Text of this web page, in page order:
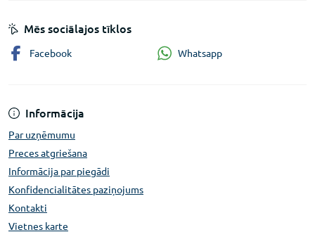
Informācija
Par uzņēmumu
Preces atgriešana
Informācija par piegādi
Konfidencialitātes paziņojums
Kontakti
Vietnes karte
Mēs sociālajos tīklos
Facebook Whatsapp